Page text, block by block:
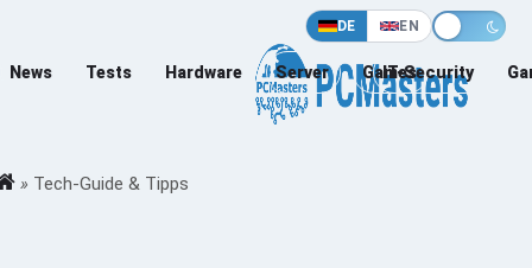
DE EN
News Tests Hardware Server Games
IT-Security
» Tech-Guide & Tipps